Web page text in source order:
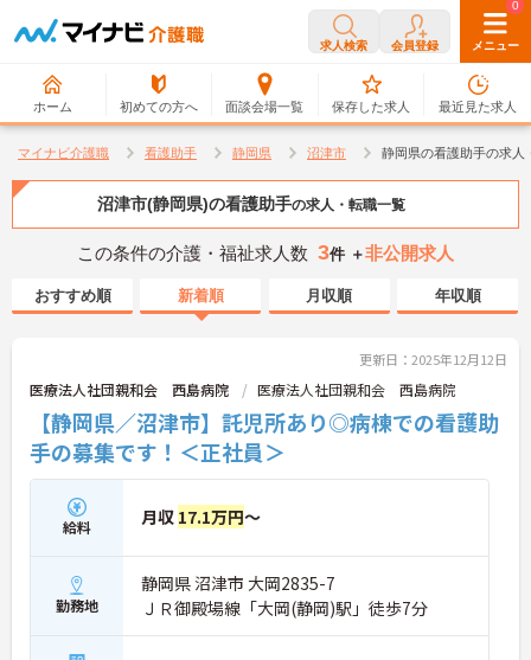
求人検索 会員登録 メニュー
ホーム 初めての方へ 面談会場一覧
0
保存した求人
0
最近見た求人
マイナビ介護職 看護助手 静岡県 沼津市 静岡県の看護助手の求人
沼津市(静岡県)の看護助手の求人・転職一覧
この条件の介護・福祉求人数 3件 ＋非公開求人
おすすめ順 新着順 月収順 年収順
更新日：2025年12月12日
医療法人社団親和会 西島病院 医療法人社団親和会 西島病院
【静岡県／沼津市】託児所あり◎病棟での看護助
手の募集です！＜正社員＞
給料 月収 17.1万円～
勤務地
静岡県 沼津市 大岡2835-7
ＪＲ御殿場線「大岡(静岡)駅」徒歩7分